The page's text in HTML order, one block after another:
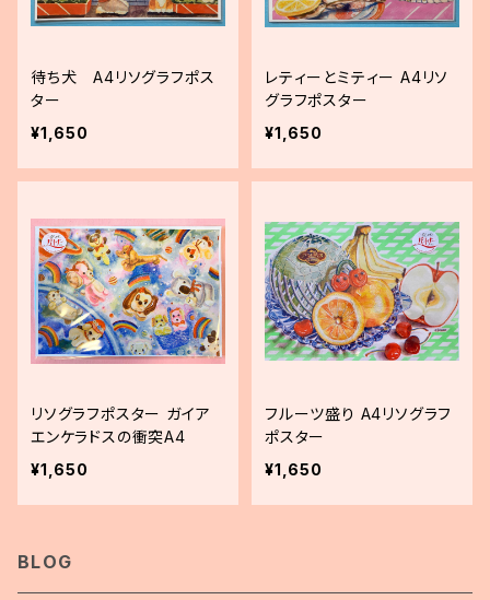
待ち犬 A4リソグラフポス
ター
¥1,650
レティーとミティー A4リソ
グラフポスター
¥1,650
リソグラフポスター ガイア
エンケラドスの衝突A4
¥1,650
フルーツ盛り A4リソグラフ
ポスター
¥1,650
BLOG